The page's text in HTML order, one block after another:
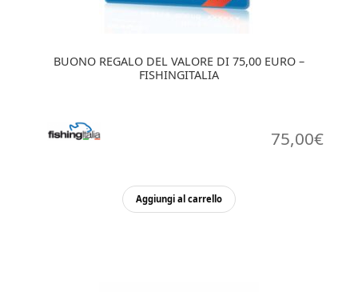
BUONO REGALO DEL VALORE DI 75,00 EURO –
FISHINGITALIA
75,00€
Aggiungi al carrello